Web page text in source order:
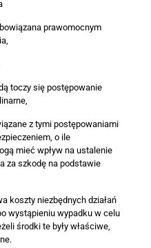
prawomocnym
toczy się postępowanie
z tymi postępowaniami
o ile
mieć wpływ na ustalenie
za szkodę na podstawie
koszty niezbędnych działań
wystąpieniu wypadku w celu
środki te były właściwe,